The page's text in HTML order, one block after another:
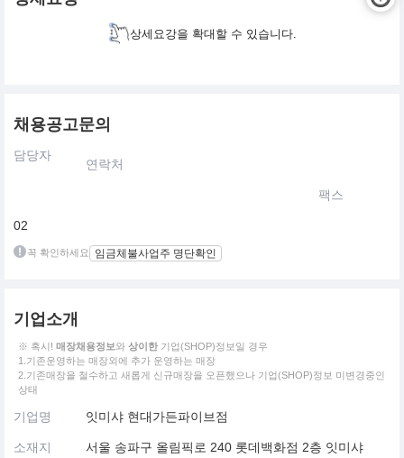
상세요강을 확대할 수 있습니다.
채용공고문의
담당자
연락처
팩스
02
꼭 확인하세요 임금체불사업주 명단확인
기업소개
※ 혹시! 매장채용정보와 상이한 기업(SHOP)정보일 경우
1.기존운영하는 매장외에 추가 운영하는 매장
2.기존매장을 철수하고 새롭게 신규매장을 오픈했으나 기업(SHOP)정보 미변경중인
상태
기업명 잇미샤 현대가든파이브점
소재지 서울 송파구 올림픽로 240 롯데백화점 2층 잇미샤